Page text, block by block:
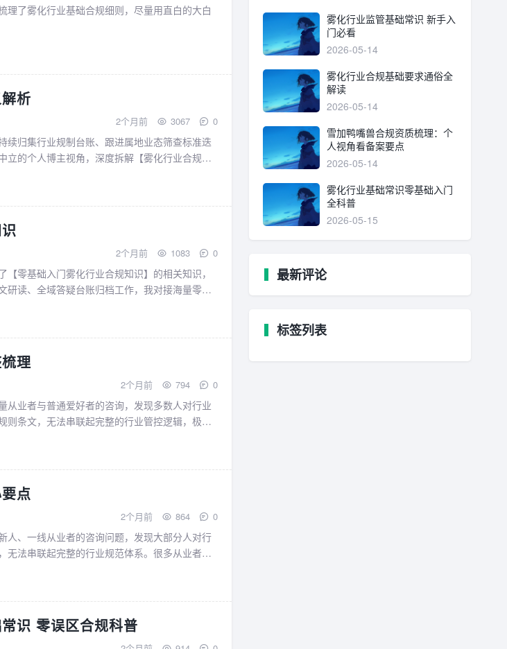
了雾化行业基础合规细则，尽量用直白的大白
析
2个月前 3067 0
续归集行业规制台账、跟进属地业态筛查标准迭
立的个人博主视角，深度拆解【雾化行业合规准
2个月前 1083 0
零基础入门雾化行业合规知识】的相关知识，
研读、全域答疑台账归档工作，我对接海量零基
理
2个月前 794 0
从业者与普通爱好者的咨询，发现多数人对行业
则条文，无法串联起完整的行业管控逻辑，极易
点
2个月前 864 0
人、一线从业者的咨询问题，发现大部分人对行
无法串联起完整的行业规范体系。很多从业者在
识 零误区合规科普
雾化行业监管基础常识 新手入
门必看
2026-05-14
雾化行业合规基础要求通俗全
解读
2026-05-14
雪加鸭嘴兽合规资质梳理：个
人视角看备案要点
2026-05-14
雾化行业基础常识零基础入门
全科普
2026-05-15
最新评论
标签列表